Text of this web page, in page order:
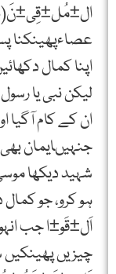
عصاءپھینکنا
اپنا کمال
لیکن نبی یا
ان کے کام آگیا
جنہیںایمان
شہید دیکھا
ہو کرو، جو کمال
اَل±قَو±ا جب
چیزیں